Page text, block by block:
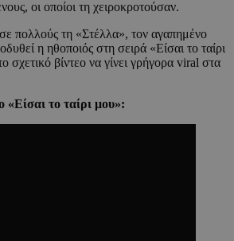
οι οποίοι τη χειροκροτούσαν.
πολλούς τη «Στέλλα», τον αγαπημένο
η ηθοποιός στη σειρά «Είσαι το ταίρι
σχετικό βίντεο να γίνει γρήγορα viral στα
«Είσαι το ταίρι μου»: